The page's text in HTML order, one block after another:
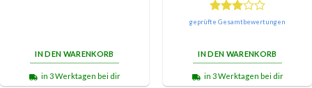
IN DEN WARENKORB
in 3 Werktagen bei dir
Bewertet
von 5
geprüfte Gesamtbewertungen
IN DEN WARENKORB
in 3 Werktagen bei dir